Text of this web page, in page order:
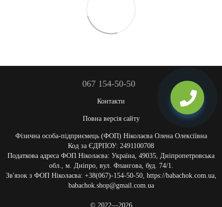
067 154-50-50
Контакти
Повна версія сайту
Фізична особа-підприємець (ФОП) Ніколаєва Олена Олексіївна
Код за ЄДРПОУ: 2491100708
Податкова адреса ФОП Ніколаєва: Україна, 49035, Дніпропетровська
обл., м. Дніпро, вул. Флангова, буд. 74/1.
Зв'язок з ФОП Ніколаєва: +38(067)-154-50-50, https://babachok.com.ua,
babachok.shop@gmail.com.ua
© 2022—2026